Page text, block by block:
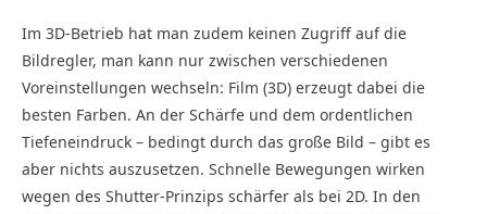
Im 3D-Betrieb hat man zudem keinen Zugriff auf die
Bildregler, man kann nur zwischen verschiedenen
Voreinstellungen wechseln: Film (3D) erzeugt dabei die
besten Farben. An der Schärfe und dem ordentlichen
Tiefeneindruck – bedingt durch das große Bild – gibt es
aber nichts auszusetzen. Schnelle Bewegungen wirken
wegen des Shutter-Prinzips schärfer als bei 2D. In den